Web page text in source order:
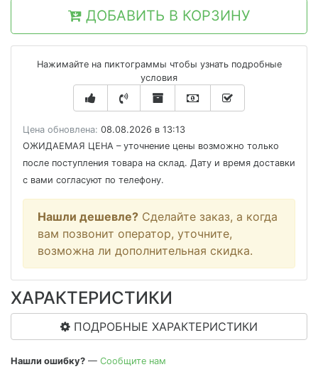
ДОБАВИТЬ В КОРЗИНУ
Нажимайте на пиктограммы чтобы узнать подробные
условия
Цена обновлена: 08.08.2026 в 13:13
ОЖИДАЕМАЯ ЦЕНА – уточнение цены возможно только
после поступления товара на склад. Дату и время доставки
с вами согласуют по телефону.
Нашли дешевле? Сделайте заказ, а когда
вам позвонит оператор, уточните,
возможна ли дополнительная скидка.
ХАРАКТЕРИСТИКИ
ПОДРОБНЫЕ ХАРАКТЕРИСТИКИ
Нашли ошибку? — Сообщите нам